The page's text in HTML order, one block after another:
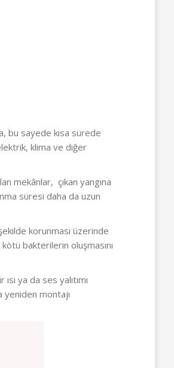
bu sayede kısa sürede
klima ve diğer
mekânlar, çıkan yangına
süresi daha da uzun
korunması üzerinde
bakterilerin oluşmasını
ya da ses yalıtımı
yeniden montajı